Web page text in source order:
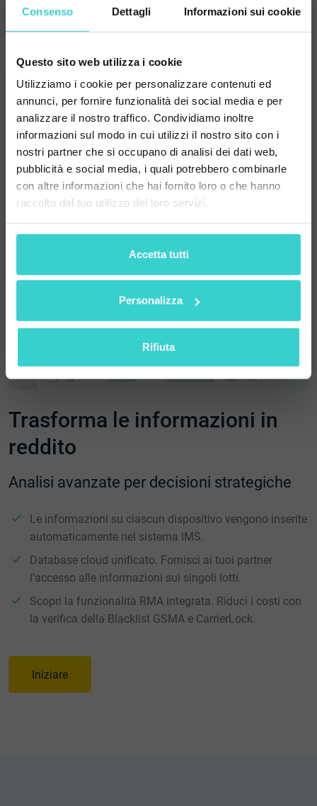
Consenso Dettagli Informazioni sui cookie
Questo sito web utilizza i cookie
Utilizziamo i cookie per personalizzare contenuti ed
annunci, per fornire funzionalità dei social media e per
analizzare il nostro traffico. Condividiamo inoltre
informazioni sul modo in cui utilizzi il nostro sito con i
nostri partner che si occupano di analisi dei dati web,
pubblicità e social media, i quali potrebbero combinarle
con altre informazioni che hai fornito loro o che hanno
raccolto dal tuo utilizzo dei loro servizi.
Accetta tutti
Personalizza
Rifiuta
Trasforma le informazioni in
reddito
Analisi avanzate per decisioni strategiche
Le informazioni su ciascun dispositivo vengono inserite
automaticamente nel sistema IMS.
Database cloud unificato. Fornisci ai tuoi partner
l'accesso alle informazioni sui singoli lotti.
Scopri la funzionalità RMA integrata. Riduci i costi con
la verifica della Blacklist GSMA e CarrierLock.
Iniziare
Prenota la tua demo
Il tuo nome
Email
autorizzi a inviarti e-mail